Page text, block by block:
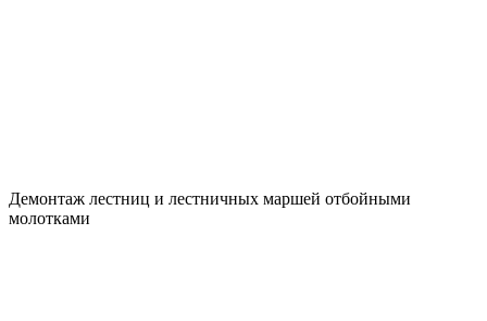
Демонтаж лестниц и лестничных маршей отбойными
молотками